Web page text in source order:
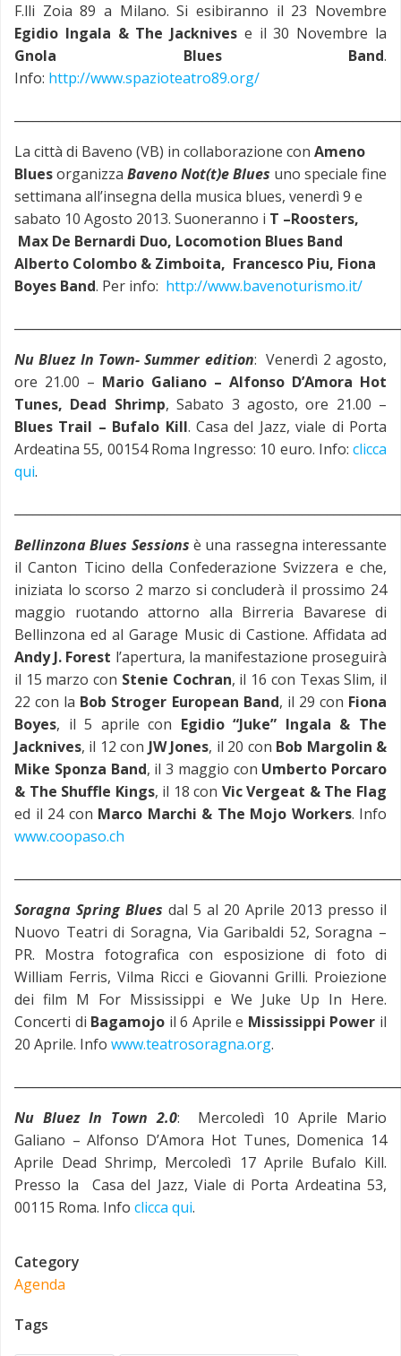
F.lli Zoia 89 a Milano. Si esibiranno il 23 Novembre
Egidio Ingala & The Jacknives e il 30 Novembre la
Gnola Blues Band.
Info: http://www.spazioteatro89.org/
La città di Baveno (VB) in collaborazione con Ameno
Bluesorganizza Baveno Not(t)e Blues uno speciale fine
settimana all’insegna della musica blues, venerdì 9 e
sabato 10 Agosto 2013. Suoneranno i T –Roosters,
Max De Bernardi Duo, Locomotion Blues Band
Alberto Colombo & Zimboita, Francesco Piu, Fiona
Boyes Band. Per info: http://www.bavenoturismo.it/
Nu Bluez In Town- Summer edition: Venerdì 2 agosto,
ore 21.00 – Mario Galiano – Alfonso D’Amora Hot
Tunes, Dead Shrimp, Sabato 3 agosto, ore 21.00 –
Blues Trail – Bufalo Kill. Casa del Jazz, viale di Porta
Ardeatina 55, 00154 Roma Ingresso: 10 euro. Info: clicca
qui.
Bellinzona Blues Sessions è una rassegna interessante
il Canton Ticino della Confederazione Svizzera e che,
iniziata lo scorso 2 marzo si concluderà il prossimo 24
maggio ruotando attorno alla Birreria Bavarese di
Bellinzona ed al Garage Music di Castione. Affidata ad
Andy J. Forest l’apertura, la manifestazione proseguirà
il 15 marzo con Stenie Cochran, il 16 con Texas Slim, il
22 con la Bob Stroger European Band, il 29 con Fiona
Boyes, il 5 aprile con Egidio “Juke” Ingala & The
Jacknives, il 12 con JW Jones, il 20 con Bob Margolin &
Mike Sponza Band, il 3 maggio con Umberto Porcaro
& The Shuffle Kings, il 18 con Vic Vergeat & The Flag
ed il 24 con Marco Marchi & The Mojo Workers. Info
www.coopaso.ch
Soragna Spring Blues dal 5 al 20 Aprile 2013 presso il
Nuovo Teatri di Soragna, Via Garibaldi 52, Soragna –
PR. Mostra fotografica con esposizione di foto di
William Ferris, Vilma Ricci e Giovanni Grilli. Proiezione
dei film M For Mississippi e We Juke Up In Here.
Concerti di Bagamojo il 6 Aprile e Mississippi Power il
20 Aprile. Info www.teatrosoragna.org.
Nu Bluez In Town 2.0: Mercoledì 10 Aprile Mario
Galiano – Alfonso D’Amora Hot Tunes, Domenica 14
Aprile Dead Shrimp, Mercoledì 17 Aprile Bufalo Kill.
Presso la Casa del Jazz, Viale di Porta Ardeatina 53,
00115 Roma. Info clicca qui.
Category
Agenda
Tags